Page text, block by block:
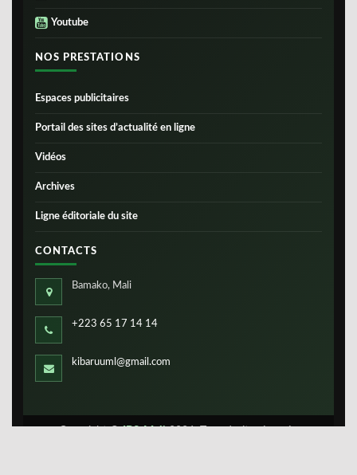
Youtube
NOS PRESTATIONS
Espaces publicitaires
Portail des sites d’actualité en ligne
Vidéos
Archives
Ligne éditoriale du site
CONTACTS
Bamako, Mali
+223 65 17 14 14
kibaruuml@gmail.com